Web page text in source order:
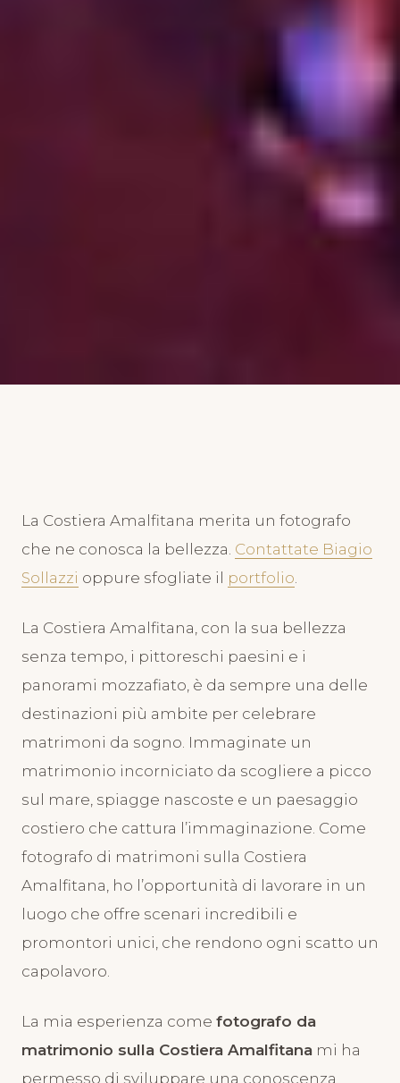
Incantevoli
26 Giugno 2023
La Costiera Amalfitana merita un fotografo
che ne conosca la bellezza. Contattate Biagio
Sollazzi oppure sfogliate il portfolio
La Costiera Amalfitana, con la sua bellezza
senza tempo, i pittoreschi paesini e i
panorami mozzafiato, è da sempre una delle
destinazioni più ambite per celebrare
matrimoni da sogno. Immaginate un
matrimonio incorniciato da scogliere a picco
sul mare, spiagge nascoste e un paesaggio
costiero che cattura l’immaginazione. Come
fotografo di matrimoni sulla Costiera
Amalfitana, ho l’opportunità di lavorare in un
luogo che offre scenari incredibili e
promontori unici, che rendono ogni scatto un
capolavoro.
La mia esperienza come fotografo da
matrimonio sulla Costiera Amalfitana mi ha
permesso di sviluppare una conoscenza